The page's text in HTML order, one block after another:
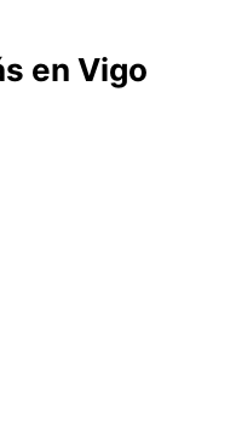
en Vigo